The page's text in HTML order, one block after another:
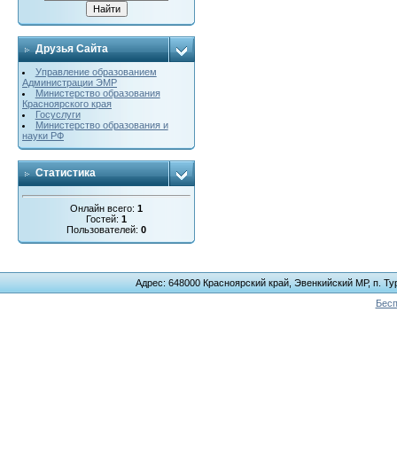
Друзья Сайта
Управление образованием
Администрации ЭМР
Министерство образования
Красноярского края
Госуслуги
Министерство образования и
науки РФ
Статистика
Онлайн всего: 1
Гостей: 1
Пользователей: 0
Адрес: 648000 Красноярский край, Эвенкийский МР, п.